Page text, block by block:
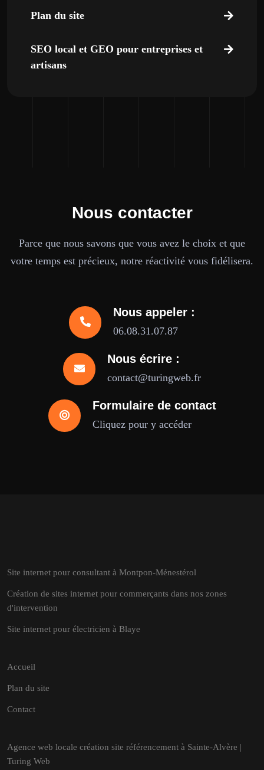
Plan du site
SEO local et GEO pour entreprises et
artisans
Nous contacter
Parce que nous savons que vous avez le choix et que
votre temps est précieux, notre réactivité vous fidélisera.
Nous appeler :
06.08.31.07.87
Nous écrire :
contact@turingweb.fr
Formulaire de contact
Cliquez pour y accéder
Site internet pour consultant à Montpon-Ménestérol
Création de sites internet pour commerçants dans nos zones
d'intervention
Site internet pour électricien à Blaye
Accueil
Plan du site
Contact
Agence web locale création site référencement à Sainte-Alvère |
Turing Web